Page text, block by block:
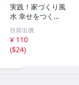
実践！家づくり風
水 幸せをつくる
家とインテリア/
浅野八郎(著者)
目前出價
¥ 110
($24)